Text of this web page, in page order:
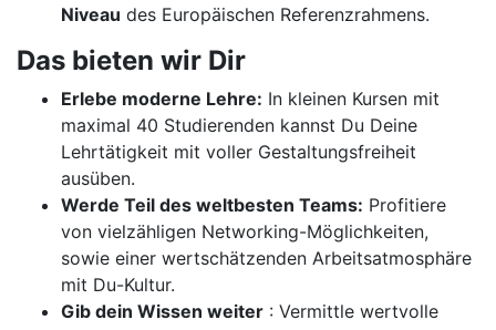
Niveau des Europäischen Referenzrahmens.
Das bieten wir Dir
Erlebe moderne Lehre: In kleinen Kursen mit
maximal 40 Studierenden kannst Du Deine
Lehrtätigkeit mit voller Gestaltungsfreiheit
ausüben.
Werde Teil des weltbesten Teams: Profitiere
von vielzähligen Networking-Möglichkeiten,
sowie einer wertschätzenden Arbeitsatmosphäre
mit Du-Kultur.
Gib dein Wissen weiter : Vermittle wertvolle